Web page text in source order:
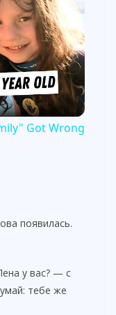
Got Wrong
появилась.
у вас? — с
тебе же